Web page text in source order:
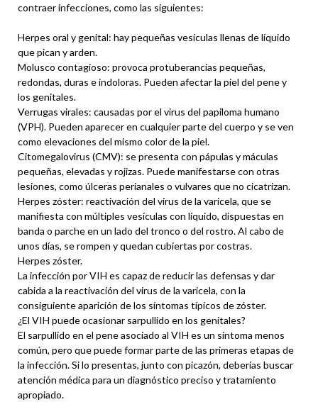
contraer infecciones, como las siguientes:
Herpes oral y genital: hay pequeñas vesículas llenas de líquido
que pican y arden.
Molusco contagioso: provoca protuberancias pequeñas,
redondas, duras e indoloras. Pueden afectar la piel del pene y
los genitales.
Verrugas virales: causadas por el virus del papiloma humano
(VPH). Pueden aparecer en cualquier parte del cuerpo y se ven
como elevaciones del mismo color de la piel.
Citomegalovirus (CMV): se presenta con pápulas y máculas
pequeñas, elevadas y rojizas. Puede manifestarse con otras
lesiones, como úlceras perianales o vulvares que no cicatrizan.
Herpes zóster: reactivación del virus de la varicela, que se
manifiesta con múltiples vesículas con líquido, dispuestas en
banda o parche en un lado del tronco o del rostro. Al cabo de
unos días, se rompen y quedan cubiertas por costras.
Herpes zóster.
La infección por VIH es capaz de reducir las defensas y dar
cabida a la reactivación del virus de la varicela, con la
consiguiente aparición de los síntomas típicos de zóster.
¿El VIH puede ocasionar sarpullido en los genitales?
El sarpullido en el pene asociado al VIH es un síntoma menos
común, pero que puede formar parte de las primeras etapas de
la infección. Si lo presentas, junto con picazón, deberías buscar
atención médica para un diagnóstico preciso y tratamiento
apropiado.